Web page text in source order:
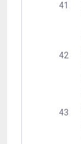
41
42
43